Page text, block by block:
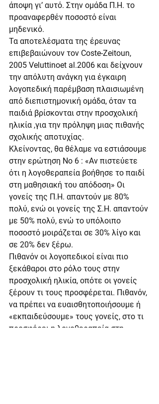
άποψη γι’ αυτό. Στην ομάδα Π.Η. το
προαναφερθέν ποσοστό είναι
μηδενικό.
Τα αποτελέσματα της έρευνας
επιβεβαιώνουν τον Coste-Zeitoun,
2005 Veluttinoet al.2006 και δείχνουν
την απόλυτη ανάγκη για έγκαιρη
λογοπεδική παρέμβαση πλαισιωμένη
από διεπιστημονική ομάδα, όταν τα
παιδιά βρίσκονται στην προσχολική
ηλικία ,για την πρόληψη μιας πιθανής
σχολικής αποτυχίας.
Κλείνοντας, θα θέλαμε να εστιάσουμε
στην ερώτηση Νο 6 : «Αν πιστεύετε
ότι η λογοθεραπεία βοήθησε το παιδί
στη μαθησιακή του απόδοση» Οι
γονείς της Π.Η. απαντούν με 80%
πολύ, ενώ οι γονείς της Σ.Η. απαντούν
με 50% πολύ, ενώ το υπόλοιπο
ποσοστό μοιράζεται σε 30% λίγο και
σε 20% δεν ξέρω.
Πιθανόν οι λογοπεδικοί είναι πιο
ξεκάθαροι στο ρόλο τους στην
προσχολική ηλικία, οπότε οι γονείς
ξέρουν τι τους προσφέρεται. Πιθανόν,
να πρέπει να ευαισθητοποιήσουμε ή
«εκπαιδεύσουμε» τους γονείς, στο τι
προσφέρει η λογοθεραπεία στη